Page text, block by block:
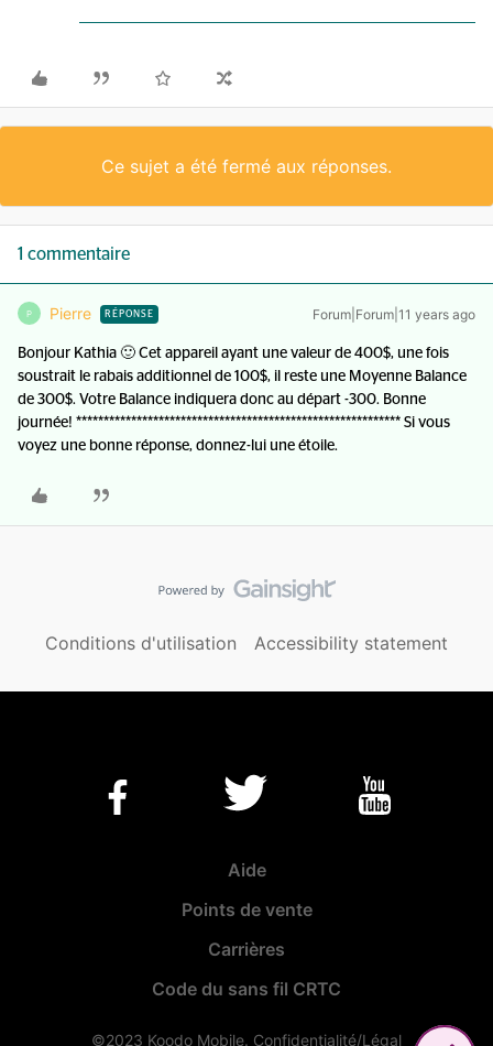
Ce sujet a été fermé aux réponses.
1 commentaire
P Pierre RÉPONSE Forum|Forum|11 years ago
Bonjour Kathia 🙂 Cet appareil ayant une valeur de 400$, une fois
soustrait le rabais additionnel de 100$, il reste une Moyenne Balance
de 300$. Votre Balance indiquera donc au départ -300. Bonne
journée! *********************************************************** Si vous
voyez une bonne réponse, donnez-lui une étoile.
Conditions d'utilisation Accessibility statement
Aide
Points de vente
Carrières
Code du sans fil CRTC
©2023 Koodo Mobile. Confidentialité/Légal